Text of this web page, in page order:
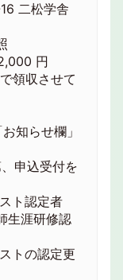
松学舎
円
領収させて
知らせ欄」
申込受付を
ト認定者
生涯研修認
トの認定更